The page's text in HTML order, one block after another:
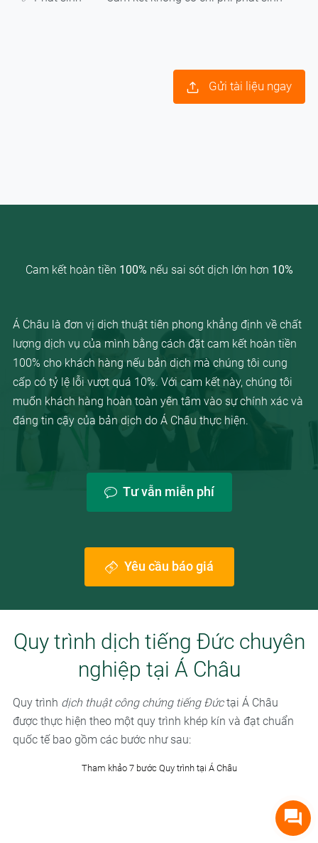
Gửi tài liệu ngay
Cam kết hoàn tiền 100% nếu sai sót dịch lớn hơn 10%
Á Châu là đơn vị dịch thuật tiên phong khẳng định về chất
lượng dịch vụ của mình bằng cách đặt cam kết hoàn tiền
100% cho khách hàng nếu bản dịch mà chúng tôi cung
cấp có tỷ lệ lỗi vượt quá 10%. Với cam kết này, chúng tôi
muốn khách hàng hoàn toàn yên tâm vào sự chính xác và
đáng tin cậy của bản dịch do Á Châu thực hiện.
Tư vẫn miễn phí
Yêu cầu báo giá
Quy trình dịch tiếng Đức chuyên
nghiệp tại Á Châu
Quy trình dịch thuật công chứng tiếng Đứctại Á Châu
được thực hiện theo một quy trình khép kín và đạt chuẩn
quốc tế bao gồm các bước như sau:
Tham khảo 7 bước Quy trình tại Á Châu